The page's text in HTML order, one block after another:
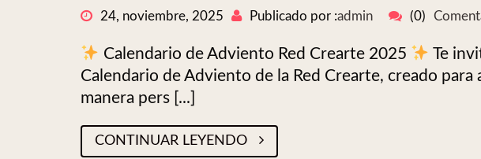
24, noviembre, 2025 Publicado por :admin (0)
Calendario de Adviento Red Crearte 2025
Te
Calendario de Adviento de la Red Crearte, creado
manera pers [...]
CONTINUAR LEYENDO